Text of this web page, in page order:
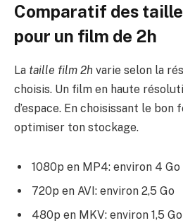
Comparatif des
pour un film de 2h
La taille film 2h varie selon la
choisis. Un film en haute
d’espace. En choisissant le bon
optimiser ton stockage.
1080p en MP4: environ 4 Go
720p en AVI: environ 2,5 Go
480p en MKV: environ 1,5 Go